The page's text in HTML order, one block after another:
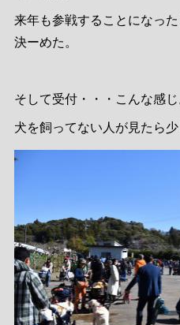
来年も参戦することになっ
決ーめた。
そして受付・・・こんな感じ
犬を飼ってない人が見たら